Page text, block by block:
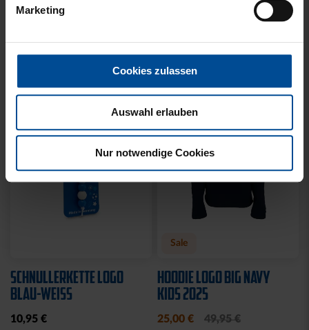
Marketing
Cookies zulassen
Auswahl erlauben
Nur notwendige Cookies
SCHNULLERKETTE LOGO
BLAU-WEISS
10,95 €
Sale
HOODIE LOGO BIG NAVY
KIDS 2025
25,00 € 49,95 €